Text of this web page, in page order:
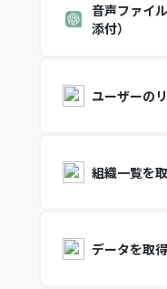
音声ファイ
添付）
ユーザーの
組織一覧を
データを取得